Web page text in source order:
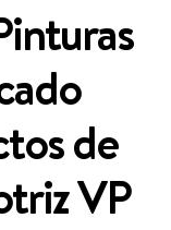
de
VP